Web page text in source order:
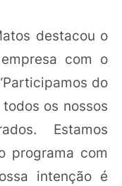
destacou o
com o
do
os nossos
Estamos
programa com
intenção é